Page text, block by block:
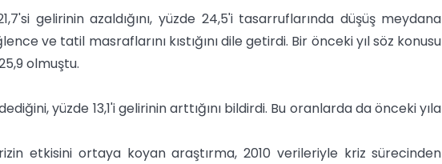
gelirinin azaldığını, yüzde 24,5'i tasarruflarında düşüş meydana
ve tatil masraflarını kıstığını dile getirdi. Bir önceki yıl söz konusu
olmuştu.
yüzde 13,1'i gelirinin arttığını bildirdi. Bu oranlarda da önceki yıla
etkisini ortaya koyan araştırma, 2010 verileriyle kriz sürecinden